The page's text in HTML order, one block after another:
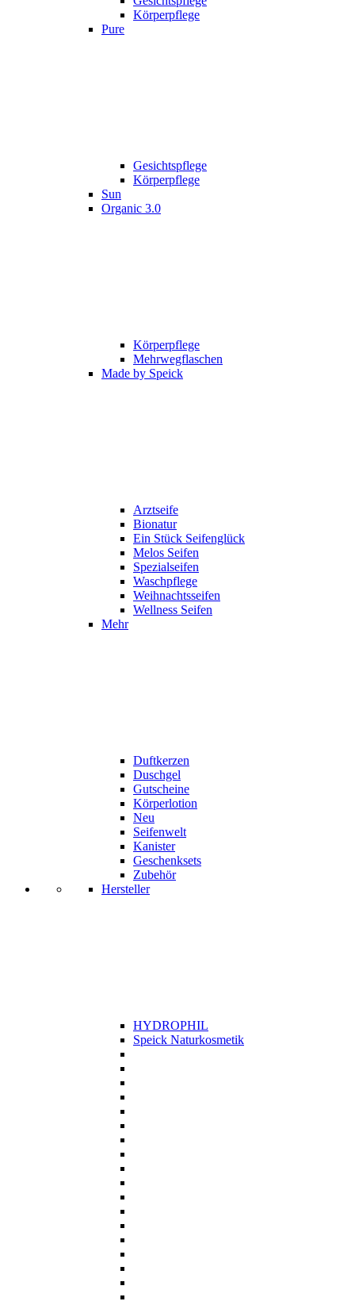
Körperpflege
Pure
Gesichtspflege
Körperpflege
Sun
Organic 3.0
Körperpflege
Mehrwegflaschen
Made by Speick
Arztseife
Bionatur
Ein Stück Seifenglück
Melos Seifen
Spezialseifen
Waschpflege
Weihnachtsseifen
Wellness Seifen
Mehr
Duftkerzen
Duschgel
Gutscheine
Körperlotion
Neu
Seifenwelt
Kanister
Geschenksets
Zubehör
Hersteller
HYDROPHIL
Speick Naturkosmetik